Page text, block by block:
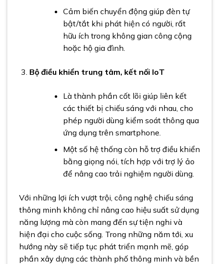
Cảm biến chuyển động giúp đèn tự
bật/tắt khi phát hiện có người, rất
hữu ích trong không gian công cộng
hoặc hộ gia đình.
Bộ điều khiển trung tâm, kết nối IoT
Là thành phần cốt lõi giúp liên kết
các thiết bị chiếu sáng với nhau, cho
phép người dùng kiểm soát thông qua
ứng dụng trên smartphone.
Một số hệ thống còn hỗ trợ điều khiển
bằng giọng nói, tích hợp với trợ lý ảo
để nâng cao trải nghiệm người dùng.
Với những lợi ích vượt trội, công nghệ chiếu sáng
thông minh không chỉ nâng cao hiệu suất sử dụng
năng lượng mà còn mang đến sự tiện nghi và
hiện đại cho cuộc sống. Trong những năm tới, xu
hướng này sẽ tiếp tục phát triển mạnh mẽ, góp
phần xây dựng các thành phố thông minh và bền